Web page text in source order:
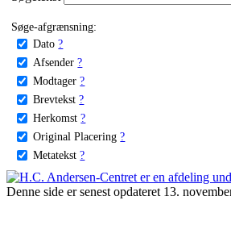
Søge-afgrænsning:
Dato ?
Afsender ?
Modtager ?
Brevtekst ?
Herkomst ?
Original Placering ?
Metatekst ?
Denne side er senest opdateret 13.